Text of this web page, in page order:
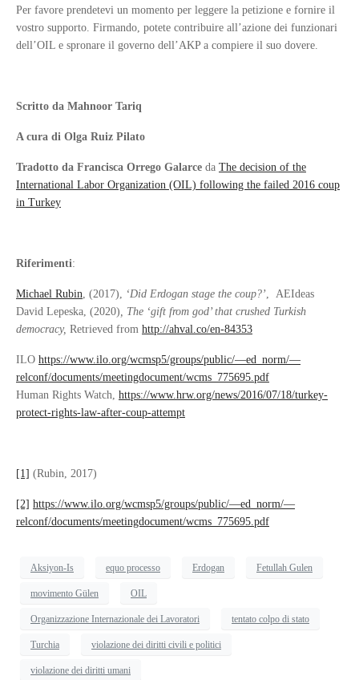
Per favore prendetevi un momento per leggere la petizione e fornire il
vostro supporto. Firmando, potete contribuire all’azione dei funzionari
dell’OIL e spronare il governo dell’AKP a compiere il suo dovere.
Scritto da Mahnoor Tariq
A cura di Olga Ruiz Pilato
Tradotto da Francisca Orrego Galarce da The decision of the
International Labor Organization (OIL) following the failed 2016 coup
in Turkey
Riferimenti:
Michael Rubin, (2017), ‘Did Erdogan stage the coup?’, AEIdeas
David Lepeska, (2020), The ‘gift from god’ that crushed Turkish
democracy, Retrieved from http://ahval.co/en-84353
ILO https://www.ilo.org/wcmsp5/groups/public/—ed_norm/—
relconf/documents/meetingdocument/wcms_775695.pdf
Human Rights Watch, https://www.hrw.org/news/2016/07/18/turkey-
protect-rights-law-after-coup-attempt
[1] (Rubin, 2017)
[2] https://www.ilo.org/wcmsp5/groups/public/—ed_norm/—
relconf/documents/meetingdocument/wcms_775695.pdf
Aksiyon-Is equo processo Erdogan Fetullah Gulen
movimento Gülen OIL
Organizzazione Internazionale dei Lavoratori tentato colpo di stato
Turchia violazione dei diritti civili e politici
violazione dei diritti umani